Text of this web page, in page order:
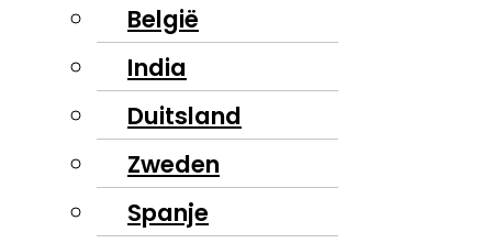
België
India
Duitsland
Zweden
Spanje